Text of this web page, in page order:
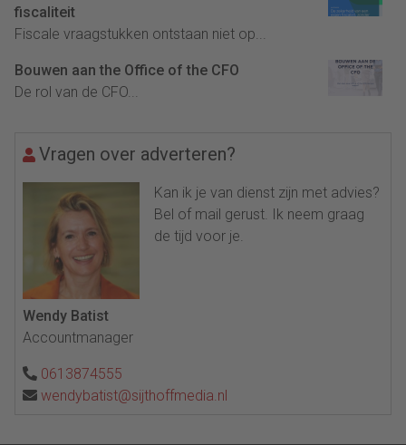
fiscaliteit
Fiscale vraagstukken ontstaan niet op...
Bouwen aan the Office of the CFO
De rol van de CFO...
Vragen over adverteren?
Kan ik je van dienst zijn met advies?
Bel of mail gerust. Ik neem graag
de tijd voor je.
Wendy Batist
Accountmanager
0613874555
wendybatist@sijthoffmedia.nl